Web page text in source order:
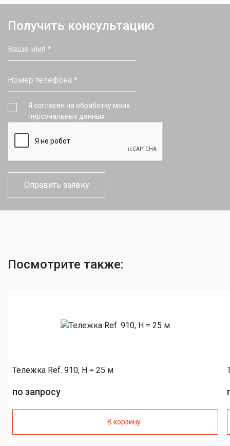
Получить консультацию
Я согласен на обработку моих
персональных данных
Посмотрите также:
Тележка Ref. 910, H = 25 м
по запросу
В корзину